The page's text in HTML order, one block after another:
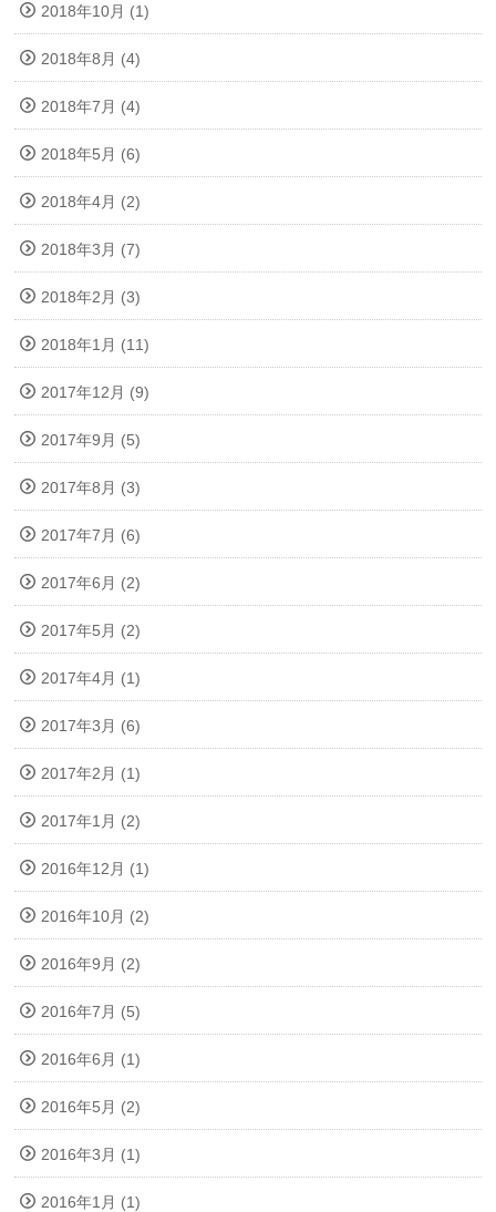
2018年10月 (1)
2018年8月 (4)
2018年7月 (4)
2018年5月 (6)
2018年4月 (2)
2018年3月 (7)
2018年2月 (3)
2018年1月 (11)
2017年12月 (9)
2017年9月 (5)
2017年8月 (3)
2017年7月 (6)
2017年6月 (2)
2017年5月 (2)
2017年4月 (1)
2017年3月 (6)
2017年2月 (1)
2017年1月 (2)
2016年12月 (1)
2016年10月 (2)
2016年9月 (2)
2016年7月 (5)
2016年6月 (1)
2016年5月 (2)
2016年3月 (1)
2016年1月 (1)